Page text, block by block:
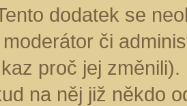
dodatek se
či
proč jej
na něj již někdo